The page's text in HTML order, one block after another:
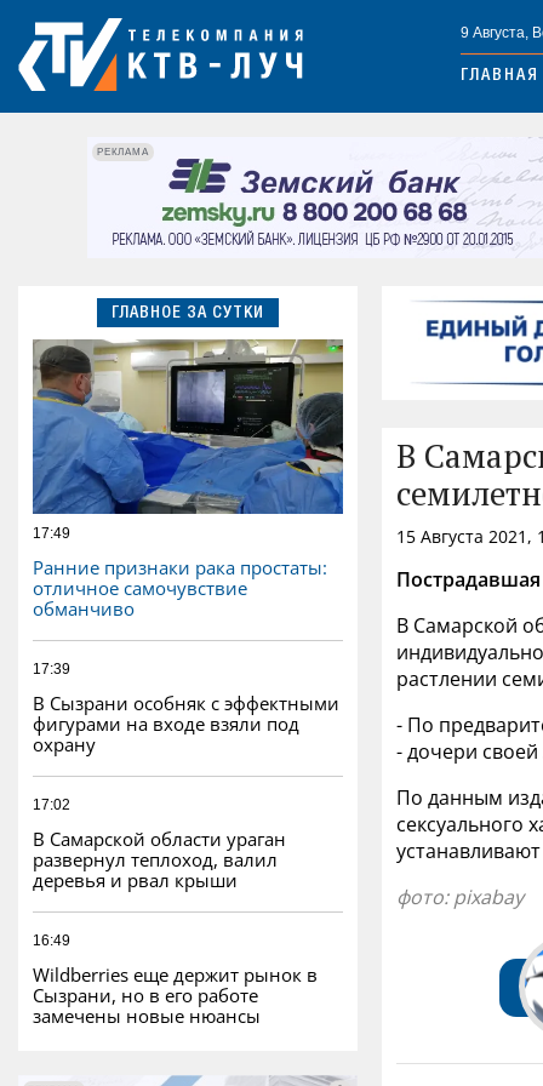
9 Августа,
ГЛАВНАЯ
РЕКЛАМА
ГЛАВНОЕ ЗА СУТКИ
17:49
Ранние признаки рака простаты:
отличное самочувствие
обманчиво
17:39
В Сызрани особняк с эффектными
фигурами на входе взяли под
охрану
17:02
В Самарской области ураган
развернул теплоход, валил
деревья и рвал крыши
16:49
Wildberries еще держит рынок в
Сызрани, но в его работе
замечены новые нюансы
В
15 Августа
В Самарской
растлении
- По
- дочери
По данным
сексуального
фото:pixabay